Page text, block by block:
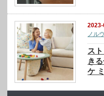
ノル
ス
き
ケ